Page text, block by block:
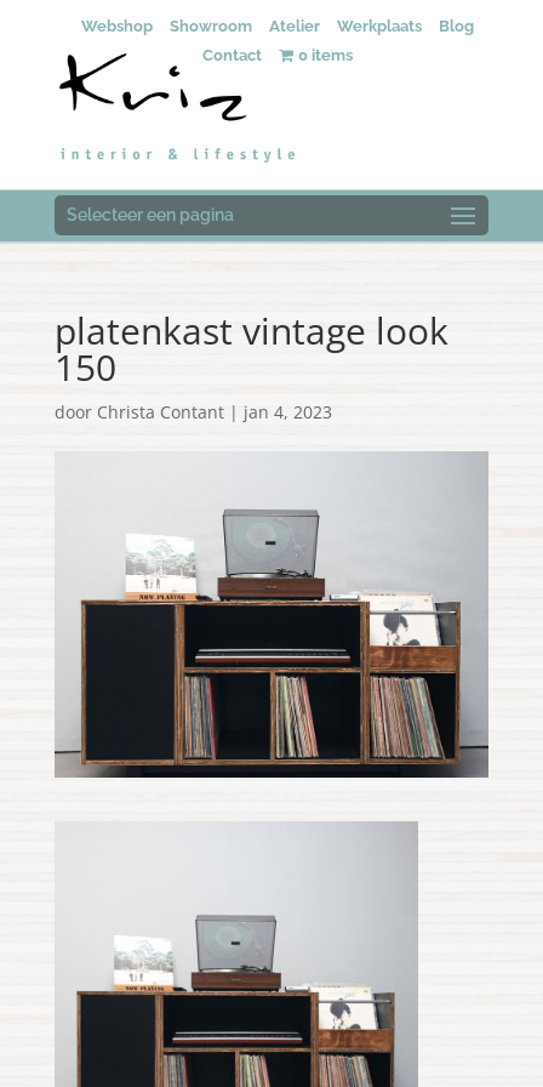
Webshop Showroom Atelier Werkplaats
Blog
Contact
0 items
Selecteer een pagina
platenkast vintage look
150
door Christa Contant| jan 4, 2023